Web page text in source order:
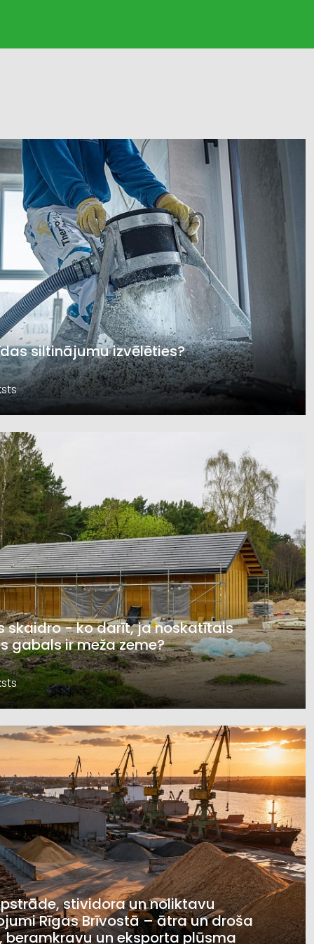
siltinājumu izvēlēties?
skaidro - ko darīt, ja noskatītais
gabals ir meža zeme?
stividora un noliktavu
Rīgas Brīvostā – ātra un droša
beramkravu un eksporta plūsma